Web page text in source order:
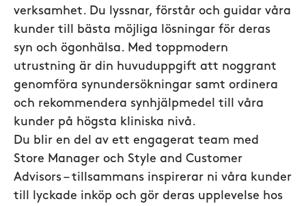
verksamhet. Du lyssnar, förstår och guidar våra
kunder till bästa möjliga lösningar för deras
syn och ögonhälsa. Med toppmodern
utrustning är din huvuduppgift att noggrant
genomföra synundersökningar samt ordinera
och rekommendera synhjälpmedel till våra
kunder på högsta kliniska nivå.
Du blir en del av ett engagerat team med
Store Manager och Style and Customer
Advisors – tillsammans inspirerar ni våra kunder
till lyckade inköp och gör deras upplevelse hos